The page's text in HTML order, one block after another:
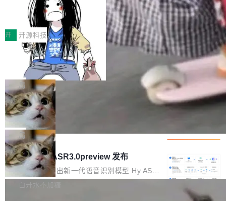
理两个方面，让用户的每一份算力都看得清、管
得住、用得稳、省得下、更安全！ 一、从现在开
始，Token使用一目...
作者）、Quoc Le（Google 大脑核心成员，Se
q2Seq 和 DocAI 的共同发明人）以及 Oriol Vin
yals（Gemini 联合负责人，AlphaSta...
耳科技研发的企业级终端编码智能体——一位全
中文驱动的数字员工，自主理解需求、规划步
骤、编写代码。不挑模型、不挑平台，curl 一行
装完即用。 开源地址：Gitee · GitCode · GitHu
b 安装 支持 Java 8+（8~26）、macOS / Linu
x / Windows / Harmony PC。 # macOS / Linu
x / Harmony PC curl -fsSL https://solon.noea
r.org/solon...
让“代码语义理解”深度释放AI Coding
价值潜能：华为云码道（CodeArts）
代码仓技术解析
一、代码仓深度理解技术的作用与价值 在软件工
程实践中，代码仓是企业核心知识资产的主要载
体。企业级代码仓库通常包含数十万乃至数百万
个文件，其规模远超单次模型调用可承载的上下
文窗口。随着项目规模的持续扩张与代码历史的
不断累积，代码仓中的模块关系、接口契约、业
务逻辑等关键信息往往分散于数十乃至数百个文
件之中，形成高度复杂的知识关联网络。传统的
代码检索手段（如关键词匹配、目录遍历）仅能
在语法层面完成文本定位，难以触及代码的语义
内涵与结构关联，导致开发者使用代码智能体在
理解大规模代码仓时面临显著"代码仓理解"瓶
颈。 代码仓深度理解服务（以下简称" CodeBas
e深度理解服务"）是华为云码道（CodeA...
开 开源科技
一条“删库”命令跑 17 小时，算法工程
师删光 89TB 数据只为干私活
最高人民检察院8月4日公布了一起案件：北京一
名90后算法工程师王某，为了给自己接的私活腾
服务器空间，删光了公司AI游戏部门的全部核心
数据。 王某2024年1月入职东城区某科技公司AI
短剧部门，有互联网大厂背景。在公司内部架构
调整期间，部门三次通知全员将数据从A集群迁
移到B集群，王某都回复了"收到"。 他没有迁移
数据。2024年9月3日下午4点，他使用此前登录
的账号密码进入A集群，输入了一条被程序员圈
称为"删库跑路"的命令——最高管理员权限、无
局
Cloudflare 分享推理优化实践：KV ca
che 量化 + 权重压缩，吞吐量提升 4
1%，成本降 30%
Kimi 和 GLM 是当前最强的大模型系列之一，但
它们有一个共同的问题：太吃显存了。月之暗面
的 Kimi K 系列和智谱的 GLM 都是长上下文、M
oE 架构的大模型，好用到让人上瘾，但 GPU 显
存永远不够用。 Cloudflare 的 Workers AI 团队
一直在跑这些模型的推理。他们在官方博客上发
局
腾讯混元 Hy ASR3.0preview 发布
腾讯混元正式推出新一代语音识别模型 Hy ASR
3.0preview。基于最新一代大语言模型 Hy3 的
白开水不加糖